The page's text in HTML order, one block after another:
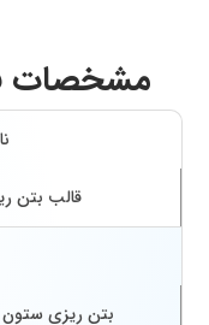
مشخصات
قالب بتن
بتن ریزی ستون عرشه